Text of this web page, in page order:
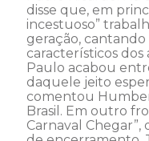
disse que, em
incestuoso”
geração, cantando
característicos dos
Paulo acabou
daquele jeito
comentou
Brasil. Em outro
Carnaval Chegar”,